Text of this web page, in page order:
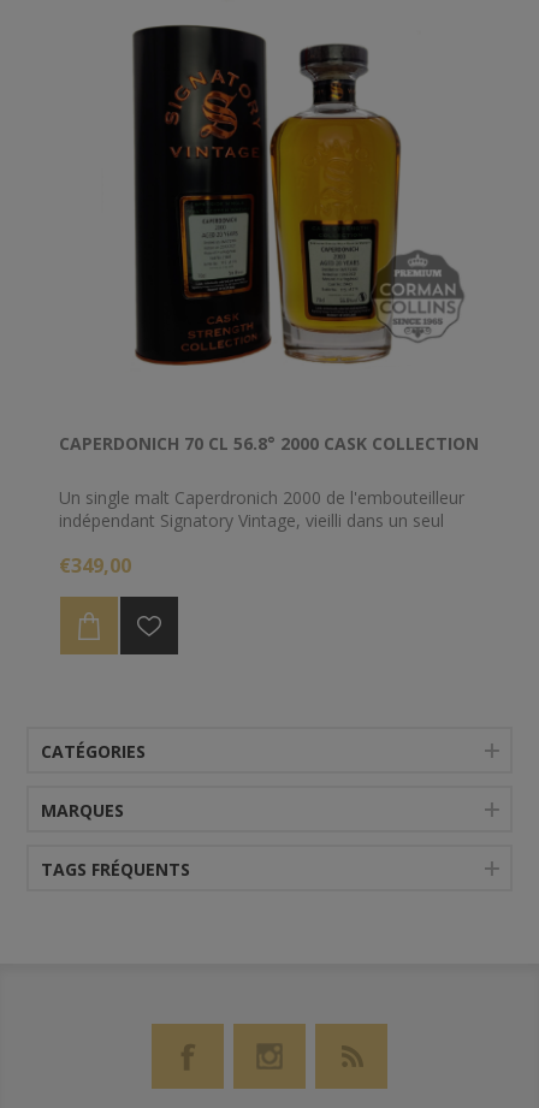
CAPERDONICH 70 CL 56.8° 2000 CASK COLLECTION
Un single malt Caperdronich 2000 de l'embouteilleur
indépendant Signatory Vintage, vieilli dans un seul
février 2021 dans le cadre de sa collection Cask
€349,00
CATÉGORIES
MARQUES
TAGS FRÉQUENTS